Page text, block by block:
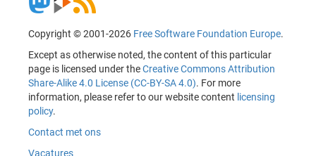
Copyright © 2001-2026 Free Software Foundation Europe.
Except as otherwise noted, the content of this particular
page is licensed under theCreative Commons Attribution
Share-Alike 4.0 License (CC-BY-SA 4.0). For more
information, please refer to our website content licensing
policy.
Contact met ons
Vacatures